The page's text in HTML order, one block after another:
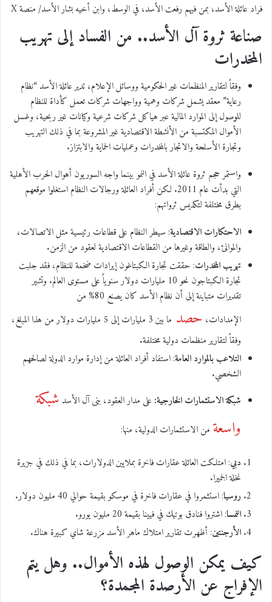
فراد عائلة الأسد، بمن فيهم رفعت الأسد، في الوسط، وابن أخيه بشار الأسد/ منصة X
صناعة ثروة آل الأسد.. من الفساد إلى تهريب
المخدرات
وفقاً لتقارير المنظمات غير الحكومية ووسائل الإعلام، تدير عائلة الأسد “نظام
رعاية” معقد يشمل شركات وهمية وواجهات شركات تعمل كأداة للنظام
للوصول إلى الموارد المالية عبر هياكل شركات شرعية وكيانات غير ربحية، وغسل
الأموال المكتسبة من الأنشطة الاقتصادية غير المشروعة بما في ذلك التهريب
وتجارة الأسلحة والاتجار بالمخدرات وعمليات الحماية والابتزاز.
واستمر حجم ثروة عائلة الأسد في النمو بينما واجه السوريون أهوال الحرب الأهلية
التي بدأت عام 2011. لكن أفراد العائلة ورجالات النظام استغلوا موقعهم
بطرق مختلفة لتكديس ثرواتهم:
الاحتكارات الاقتصادية: سيطر النظام على قطاعات رئيسية مثل الاتصالات،
والموانئ، والطاقة وغيرها من القطاعات الاقتصادية لعقود من الزمن.
تهريب المخدرات: حققت تجارة الكبتاغون إيرادات ضخمة للنظام، فقد جلبت
تجارة الكبتاجون نحو 10 مليارات دولار سنوياً على مستوى العالم. وتشير
تقديرات متباينة إلى أن نظام الأسد كان يصنع 80% من
الإمدادات، حصد
ما بين 3 مليارات إلى 5 مليارات دولار من هذا المبلغ،
وفقاً لتقارير منظمات دولية مختلفة.
التلاعب بالموارد العامة: استفاد أفراد العائلة من إدارة موارد الدولة لصالحهم
الشخصي.
شبكة الاستثمارات الخارجية: على مدار العقود، بنى آل الأسد شبكة
واسعة من الاستثمارات الدولية، منها:
دبي: امتلكت العائلة عقارات فاخرة بملايين الدولارات، بما في ذلك في جزيرة
نخلة الجميرا.
روسيا: استثمروا في عقارات فاخرة في موسكو بقيمة حوالي 40 مليون دولار.
النمسا: اشتروا فنادق بوتيك في فيينا بقيمة 20 مليون يورو.
الأرجنتين: أظهرت تقارير امتلاك ماهر الأسد مزرعة شاي كبيرة هناك.
كيف يمكن الوصول لهذه الأموال.. وهل يتم
الإفراج عن الأرصدة المجمدة؟